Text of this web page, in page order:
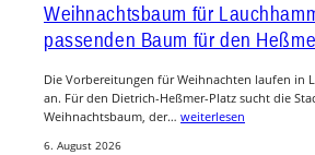
Weihnachtsbaum für
passenden Baum für den
Die Vorbereitungen für Weihnachten laufen in
an. Für den Dietrich-Heßmer-Platz sucht die
Weihnachtsbaum, der… weiterlesen
6. August 2026